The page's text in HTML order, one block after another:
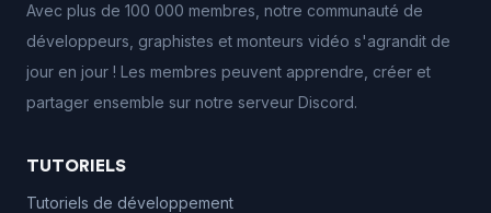
Avec plus de 100 000 membres, notre communauté de
développeurs, graphistes et monteurs vidéo s'agrandit de
jour en jour ! Les membres peuvent apprendre, créer et
partager ensemble sur notre serveur Discord.
TUTORIELS
Tutoriels de développement